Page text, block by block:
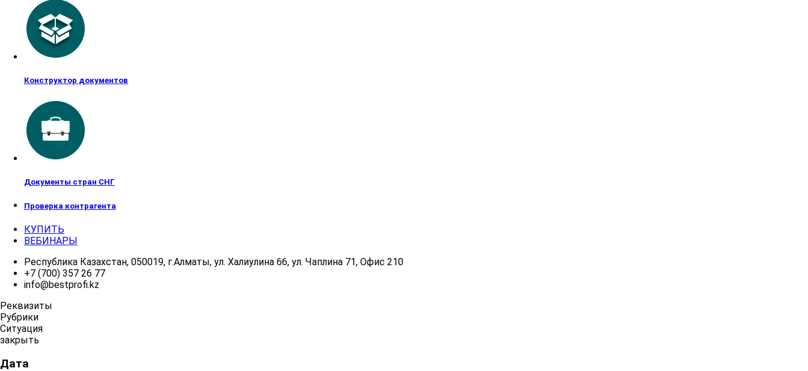
Конструктор документов
Документы стран СНГ
Проверка контрагента
КУПИТЬ
ВЕБИНАРЫ
Республика Казахстан, 050019, г.Алматы, ул. Халиулина 66, ул. Чаплина 71, Офис 210
+7 (700) 357 26 77
info@bestprofi.kz
Реквизиты
Рубрики
Ситуация
закрыть
Дата